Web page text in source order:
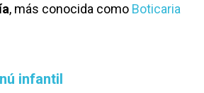
, más conocida como Boticaria
infantil